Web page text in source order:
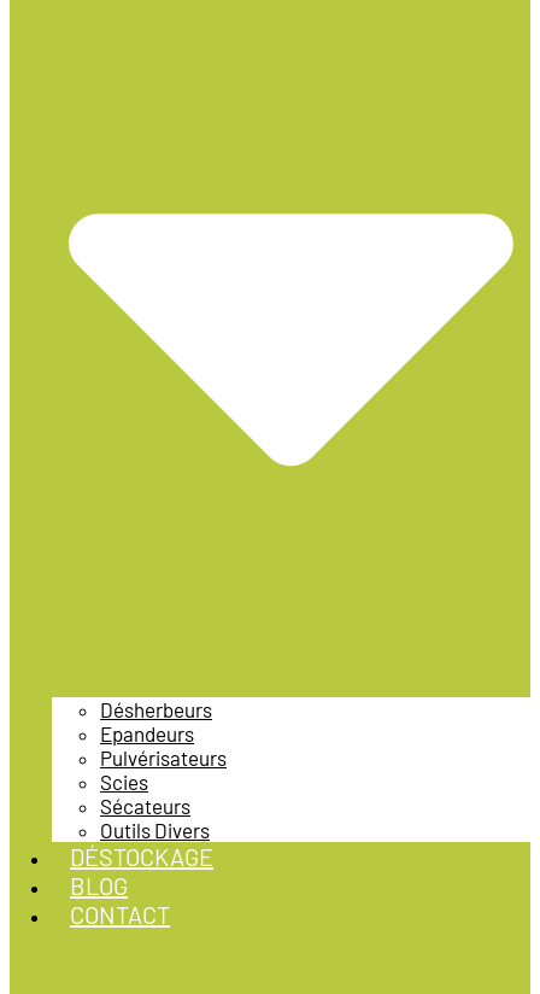
Désherbeurs
Epandeurs
Pulvérisateurs
Scies
Sécateurs
Outils Divers
DÉSTOCKAGE
BLOG
CONTACT